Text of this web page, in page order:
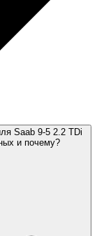
Saab 9-5 2.2 TDi
и почему?